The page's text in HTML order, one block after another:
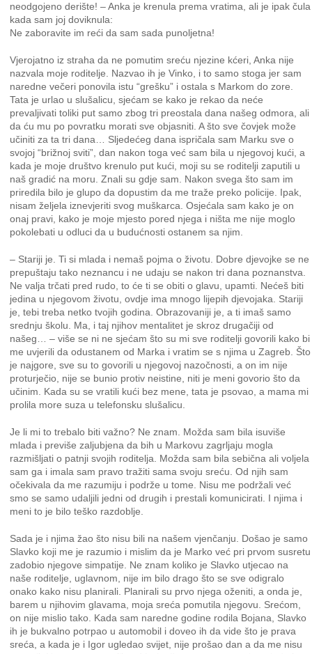
neodgojeno derište! – Anka je krenula prema vratima, ali je ipak čula
kada sam joj doviknula:
Ne zaboravite im reći da sam sada punoljetna!
Vjerojatno iz straha da ne pomutim sreću njezine kćeri, Anka nije
nazvala moje roditelje. Nazvao ih je Vinko, i to samo stoga jer sam
naredne večeri ponovila istu “grešku” i ostala s Markom do zore.
Tata je urlao u slušalicu, sjećam se kako je rekao da neće
prevaljivati toliki put samo zbog tri preostala dana našeg odmora, ali
da ću mu po povratku morati sve objasniti. A što sve čovjek može
učiniti za ta tri dana… Sljedećeg dana ispričala sam Marku sve o
svojoj “brižnoj sviti”, dan nakon toga već sam bila u njegovoj kući, a
kada je moje društvo krenulo put kući, moji su se roditelji zaputili u
naš gradić na moru. Znali su gdje sam. Nakon svega što sam im
priredila bilo je glupo da dopustim da me traže preko policije. Ipak,
nisam željela iznevjeriti svog muškarca. Osjećala sam kako je on
onaj pravi, kako je moje mjesto pored njega i ništa me nije moglo
pokolebati u odluci da u budućnosti ostanem sa njim.
– Stariji je. Ti si mlada i nemaš pojma o životu. Dobre djevojke se ne
prepuštaju tako neznancu i ne udaju se nakon tri dana poznanstva.
Ne valja trčati pred rudo, to će ti se obiti o glavu, upamti. Nećeš biti
jedina u njegovom životu, ovdje ima mnogo lijepih djevojaka. Stariji
je, tebi treba netko tvojih godina. Obrazovaniji je, a ti imaš samo
srednju školu. Ma, i taj njihov mentalitet je skroz drugačiji od
našeg… – više se ni ne sjećam što su mi sve roditelji govorili kako bi
me uvjerili da odustanem od Marka i vratim se s njima u Zagreb. Što
je najgore, sve su to govorili u njegovoj nazočnosti, a on im nije
proturječio, nije se bunio protiv neistine, niti je meni govorio što da
učinim. Kada su se vratili kući bez mene, tata je psovao, a mama mi
prolila more suza u telefonsku slušalicu.
Je li mi to trebalo biti važno? Ne znam. Možda sam bila isuviše
mlada i previše zaljubjena da bih u Markovu zagrljaju mogla
razmišljati o patnji svojih roditelja. Možda sam bila sebična ali voljela
sam ga i imala sam pravo tražiti sama svoju sreću. Od njih sam
očekivala da me razumiju i podrže u tome. Nisu me podržali već
smo se samo udaljili jedni od drugih i prestali komunicirati. I njima i
meni to je bilo teško razdoblje.
Sada je i njima žao što nisu bili na našem vjenčanju. Došao je samo
Slavko koji me je razumio i mislim da je Marko već pri prvom susretu
zadobio njegove simpatije. Ne znam koliko je Slavko utjecao na
naše roditelje, uglavnom, nije im bilo drago što se sve odigralo
onako kako nisu planirali. Planirali su prvo njega oženiti, a onda je,
barem u njihovim glavama, moja sreća pomutila njegovu. Srećom,
on nije mislio tako. Kada sam naredne godine rodila Bojana, Slavko
ih je bukvalno potrpao u automobil i doveo ih da vide što je prava
sreća, a kada je i Igor ugledao svijet, nije prošao dan a da me nisu